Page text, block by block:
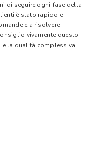
di seguire ogni fase della
è stato rapido e
e a risolvere
vivamente questo
la qualità complessiva